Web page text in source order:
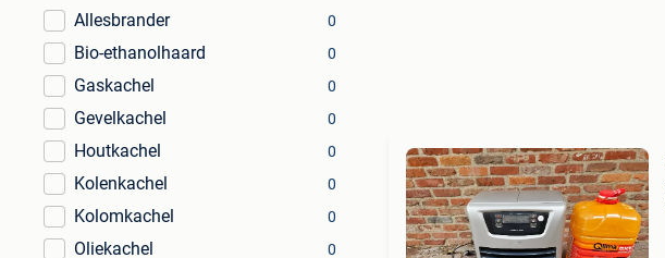
Allesbrander
0
Bio-ethanolhaard 0
Gaskachel 0
Gevelkachel 0
Houtkachel 0
Kolenkachel 0
Kolomkachel 0
Oliekachel 0